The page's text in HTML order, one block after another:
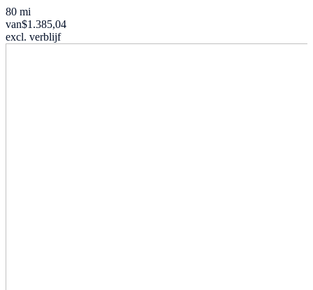
80 mi
van$1.385,04
excl. verblijf